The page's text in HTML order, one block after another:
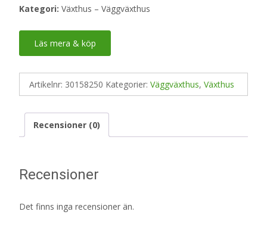
Kategori: Växthus – Väggväxthus
Läs mera & köp
Artikelnr: 30158250 Kategorier: Väggväxthus, Växthus
Recensioner (0)
Recensioner
Det finns inga recensioner än.